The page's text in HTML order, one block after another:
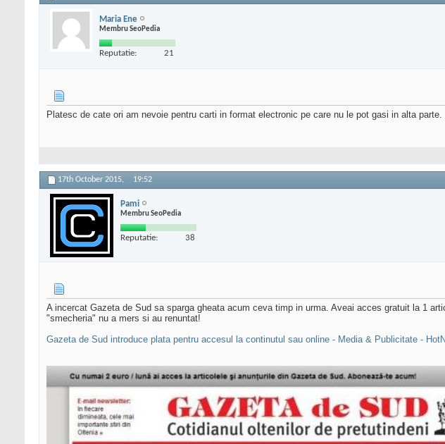
Maria Ene
Membru SeoPedia
Reputatie: 21
Platesc de cate ori am nevoie pentru carti in format electronic pe care nu le pot gasi in alta parte.
17th October 2015, 19:52
Pami
Membru SeoPedia
Reputatie: 38
A incercat Gazeta de Sud sa sparga gheata acum ceva timp in urma. Aveai acces gratuit la 1
"smecheria" nu a mers si au renuntat!
Gazeta de Sud introduce plata pentru accesul la continutul sau online - Media & Publicitate -